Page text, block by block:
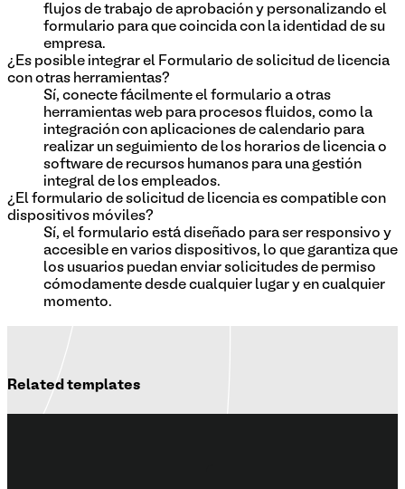
flujos de trabajo de aprobación y personalizando el
formulario para que coincida con la identidad de su
empresa.
¿Es posible integrar el Formulario de solicitud de licencia
con otras herramientas?
Sí, conecte fácilmente el formulario a otras
herramientas web para procesos fluidos, como la
integración con aplicaciones de calendario para
realizar un seguimiento de los horarios de licencia o
software de recursos humanos para una gestión
integral de los empleados.
¿El formulario de solicitud de licencia es compatible con
dispositivos móviles?
Sí, el formulario está diseñado para ser responsivo y
accesible en varios dispositivos, lo que garantiza que
los usuarios puedan enviar solicitudes de permiso
cómodamente desde cualquier lugar y en cualquier
momento.
Related templates